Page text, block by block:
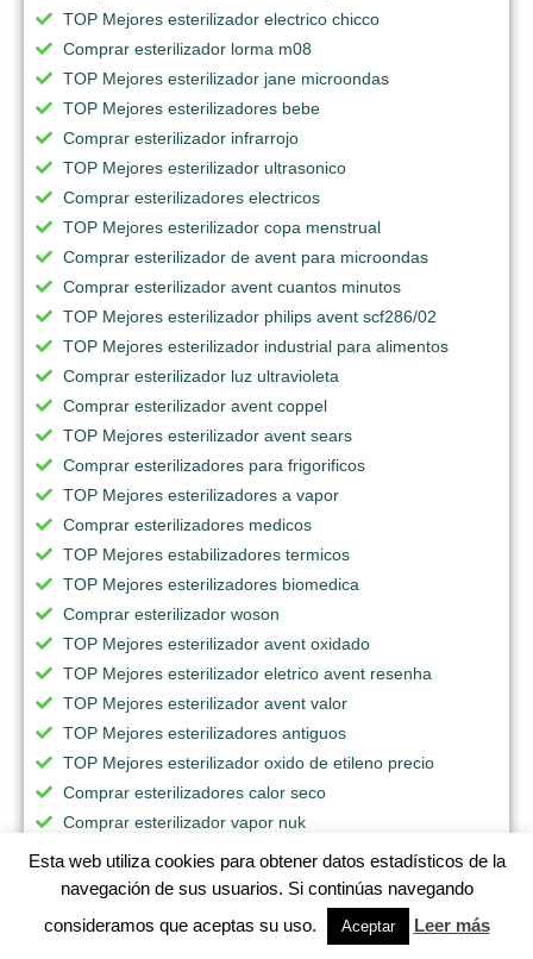
TOP Mejores esterilizador electrico chicco
Comprar esterilizador lorma m08
TOP Mejores esterilizador jane microondas
TOP Mejores esterilizadores bebe
Comprar esterilizador infrarrojo
TOP Mejores esterilizador ultrasonico
Comprar esterilizadores electricos
TOP Mejores esterilizador copa menstrual
Comprar esterilizador de avent para microondas
Comprar esterilizador avent cuantos minutos
TOP Mejores esterilizador philips avent scf286/02
TOP Mejores esterilizador industrial para alimentos
Comprar esterilizador luz ultravioleta
Comprar esterilizador avent coppel
TOP Mejores esterilizador avent sears
Comprar esterilizadores para frigorificos
TOP Mejores esterilizadores a vapor
Comprar esterilizadores medicos
TOP Mejores estabilizadores termicos
TOP Mejores esterilizadores biomedica
Comprar esterilizador woson
TOP Mejores esterilizador avent oxidado
TOP Mejores esterilizador eletrico avent resenha
TOP Mejores esterilizador avent valor
TOP Mejores esterilizadores antiguos
TOP Mejores esterilizador oxido de etileno precio
Comprar esterilizadores calor seco
Comprar esterilizador vapor nuk
Comprar esterilizador avent modo de uso
TOP Mejores esterilizadores baratos
TOP Mejores esterilizador avent 4 biberones
TOP Mejores esterilizador avent sacaleche
Esta web utiliza cookies para obtener datos estadísticos de la
navegación de sus usuarios. Si continúas navegando
consideramos que aceptas su uso.
Aceptar Leer más